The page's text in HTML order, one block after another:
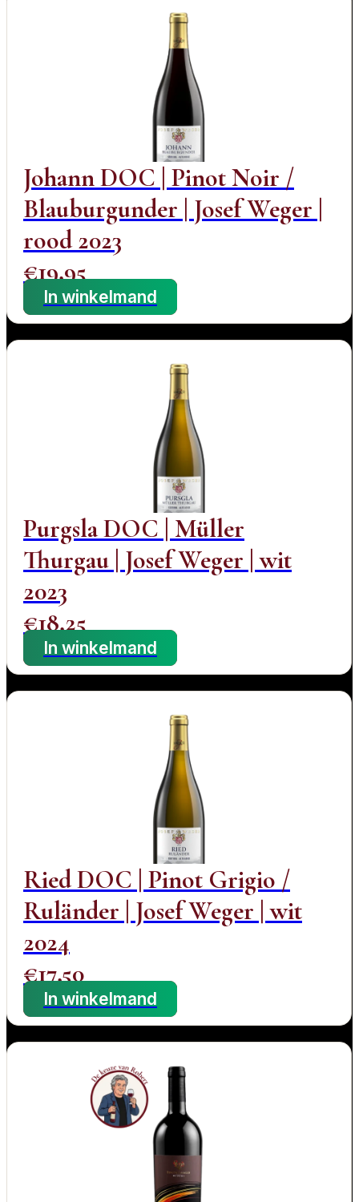
Johann DOC | Pinot Noir /
Blauburgunder | Josef Weger |
rood 2023
€19,95
In winkelmand
Purgsla DOC | Müller
Thurgau | Josef Weger | wit
2023
€18,25
In winkelmand
Ried DOC | Pinot Grigio /
Ruländer | Josef Weger | wit
2024
€17,50
In winkelmand